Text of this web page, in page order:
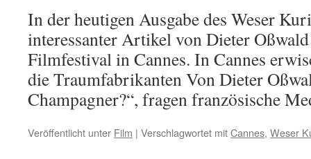
In der heutigen Ausgabe des Weser
interessanter Artikel von Dieter
Filmfestival in Cannes. In Cannes
die Traumfabrikanten Von Dieter
Champagner?“, fragen französische
Veröffentlicht unter Film | Verschlagwortet mitCannes, Weser